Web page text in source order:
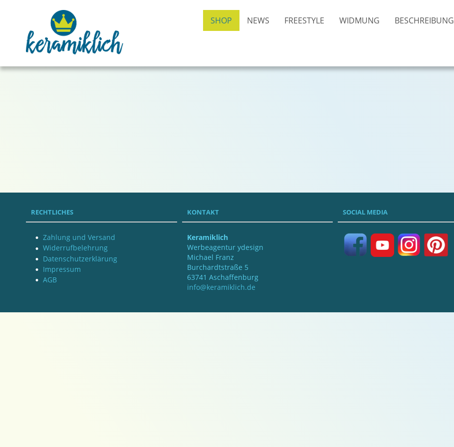
SHOP NEWS FREESTYLE WIDMUNG BESCHREIBUNG
RECHTLICHES
Zahlung und Versand
Widerrufbelehrung
Datenschutzerklärung
Impressum
AGB
KONTAKT
Keramiklich
Werbeagentur ydesign
Michael Franz
Burchardtstraße 5
63741 Aschaffenburg
info@keramiklich.de
SOCIAL MEDIA